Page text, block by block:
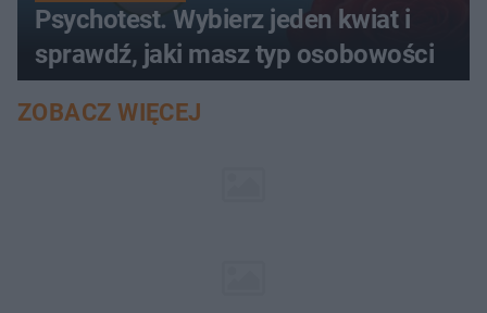
Psychotest. Wybierz jeden kwiat i
sprawdź, jaki masz typ osobowości
ZOBACZ WIĘCEJ